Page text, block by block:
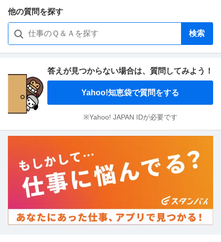
他の質問を探す
検索
答えが見つからない場合は、 質問してみよう！
Yahoo!知恵袋で質問をする
※Yahoo! JAPAN IDが必要です